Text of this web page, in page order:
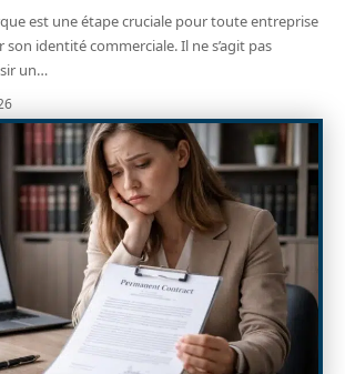
est une étape cruciale pour toute entreprise
identité commerciale. Il ne s’agit pas
un…